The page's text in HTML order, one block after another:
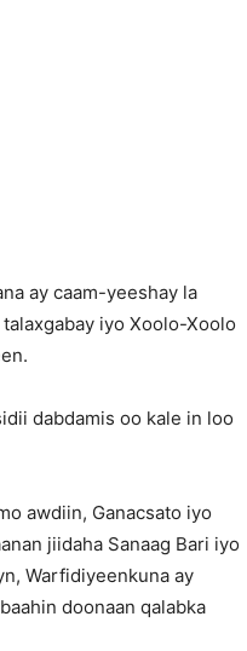
ay caam-yeeshay la
iyo Xoolo-Xoolo
dabdamis oo kale in loo
awdiin, Ganacsato iyo
jiidaha Sanaag Bari iyo
Warfidiyeenkuna ay
doonaan qalabka